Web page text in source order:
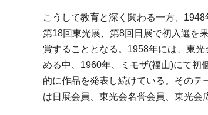
こうして教育と深く関わる一方、
第18回東光展、第8回日展で初入選を
賞することとなる。1958年には、東
める中、1960年、ミモザ(福山)にて初
的に作品を発表し続けている。その
は日展会員、東光会名誉会員、東光会